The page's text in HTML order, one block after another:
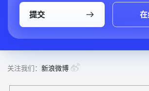
提交
关注我们： 新浪微博